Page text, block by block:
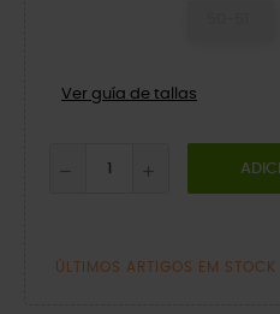
Ver guía de tallas
ÚLTIMOS ARTIGOS EM STOCK